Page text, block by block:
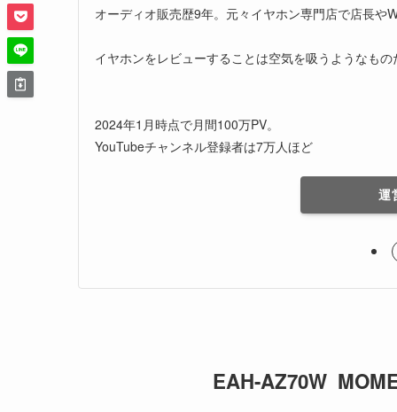
オーディオ販売歴9年。元々イヤホン専門店で店長や
イヤホンをレビューすることは空気を吸うようなも
2024年1月時点で月間100万PV。
YouTubeチャンネル登録者は7万人ほど
運
EAH-AZ70W